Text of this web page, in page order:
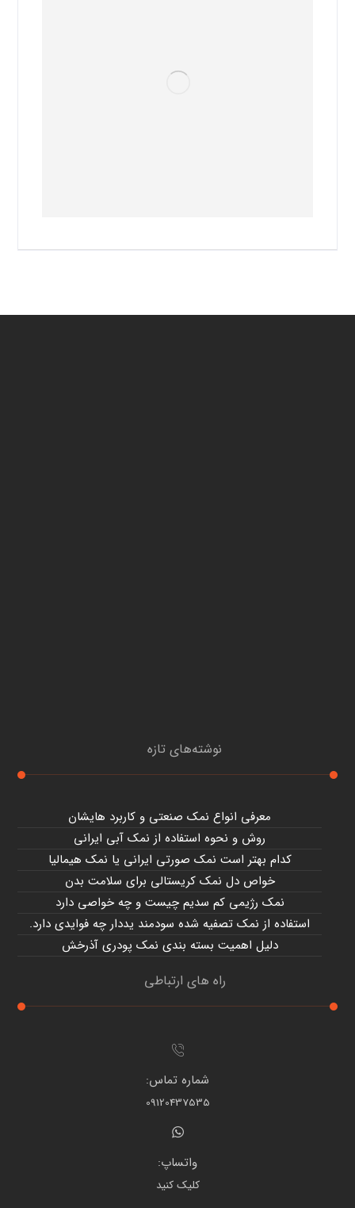
نوشته‌های تازه
معرفی انواع نمک صنعتی و کاربرد هایشان
روش و نحوه استفاده از نمک آبی ایرانی
کدام بهتر است نمک صورتی ایرانی یا نمک هیمالیا
خواص دل نمک کریستالی برای سلامت بدن
نمک رژیمی کم سدیم چیست و چه خواصی دارد
استفاده از نمک تصفیه شده سودمند یددار چه فوایدی دارد.
دلیل اهمیت بسته بندی نمک پودری آذرخش
راه های ارتباطی
شماره تماس:
09120437535
واتساپ:
کلیک کنید